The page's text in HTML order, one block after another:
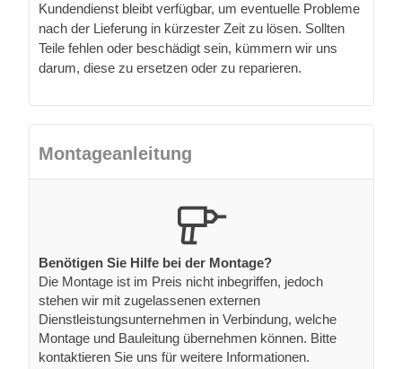
Kundendienst bleibt verfügbar, um eventuelle Probleme
nach der Lieferung in kürzester Zeit zu lösen. Sollten
Teile fehlen oder beschädigt sein, kümmern wir uns
darum, diese zu ersetzen oder zu reparieren.
Montageanleitung
Benötigen Sie Hilfe bei der Montage?
Die Montage ist im Preis nicht inbegriffen, jedoch
stehen wir mit zugelassenen externen
Dienstleistungsunternehmen in Verbindung, welche
Montage und Bauleitung übernehmen können. Bitte
kontaktieren Sie uns für weitere Informationen.